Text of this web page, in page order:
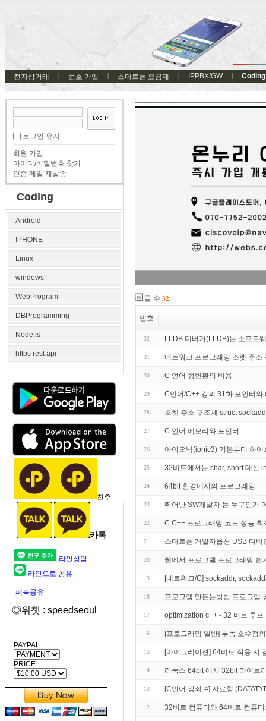
전자상거래 번호 가입 스마트폰 요금제 IPPBX/GW Coding
로그인 유지
회원 가입
아이디/비밀번호 찾기
인증 메일 재발송
Coding
Android
IPHONE
Linux
windows
WebProgram
DBProgramming
Node.js
https rest api
친추
카톡
라인상담
라인으로 공유
페북공유
◎위챗 : speedseoul
PAYPAL
PRICE
글 수 32
번호
32 LLDB 디버거(LLDB)는 소프트
31 네트워크 프로그래밍 소켓 주소
30 C 언어 형변환의 비용
29 C언어/C++ 강의 31화 포인터
28 소켓 주소 구조체 struct
27 C 언어 메모리와 포인터
26 아이오닉(ionic3) 기본부터 하이
25 32비트에서는 char, short 대신
24 64bit 환경에서의 프로그래밍
23 뛰어난 SW개발자 는 누구인가
22 C C++ 프로그래밍 코드 성능 최
21 스마트폰 개발자옵션 USB 디버
20 웹에서 프로그램 프로그래밍
19 [네트워크/C] sockaddr,
18 프로그램 만든는방법 프로그램
17 optimization c++ - 32 비트 루
16 [프로그래밍 일반] 부동 소수점
15 [마이그레이션] 64비트 적용 시
14 리눅스 64bit 에서 32bit 라이브
13 [C언어 강좌-4] 자료형
12 32비트 컴퓨터와 64비트 컴퓨